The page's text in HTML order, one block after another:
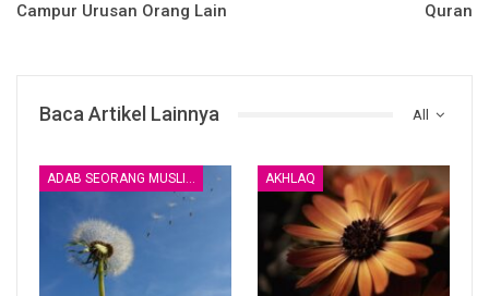
العاقل ووازن بين لذة المعصية وما تولد فيه من الخوف والوحشة
بوحشة المعصية وما توجبه من الخوف والضرر الداعي له
Campur Urusan Orang Lain
Quran
All
Baca Artikel Lainnya
ADAB SEORANG MUSLIM AKHLAQ